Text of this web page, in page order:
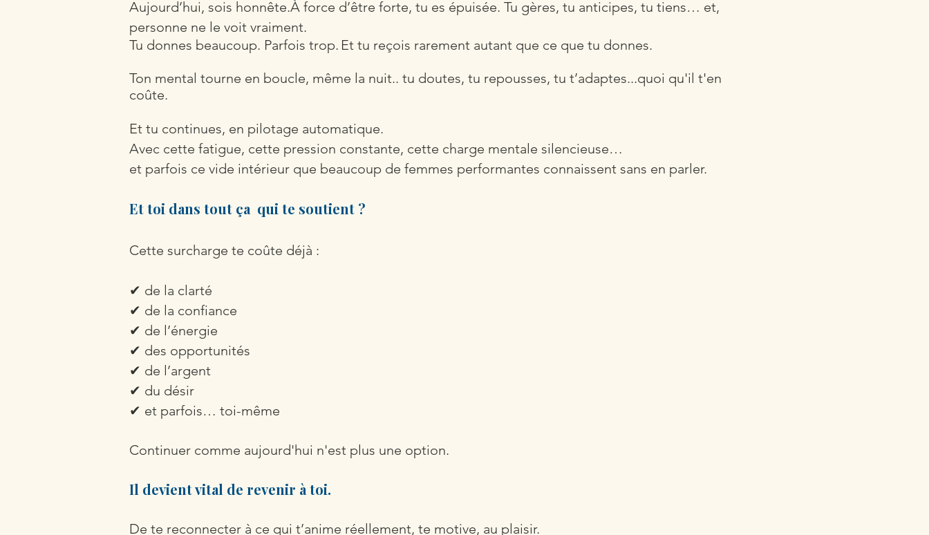
Aujourd’hui, sois honnête.À force d’être forte, tu es épuisée. Tu gères, tu anticipes, tu tiens… et,
personne ne le voit vraiment.
Tu donnes beaucoup. Parfois trop. Et tu reçois rarement autant que ce que tu donnes.
Ton mental tourne en boucle, même la nuit.. tu doutes, tu repousses, tu t’adaptes...quoi qu'il t'en
coûte.
Et tu continues, en pilotage automatique.
Avec cette fatigue, cette pression constante, cette charge mentale silencieuse…
et parfois ce vide intérieur que beaucoup de femmes performantes connaissent sans en parler.
Et toi dans tout ça qui te soutient ?
Cette surcharge te coûte déjà :
✔ de la clarté
✔ de la confiance
✔ de l’énergie
✔ des opportunités
✔ de l’argent
✔ du désir
✔ et parfois… toi-même
Continuer comme aujourd'hui n'est plus une option.
Il devient vital de revenir à toi.
De te reconnecter à ce qui t’anime réellement, te motive, au plaisir.